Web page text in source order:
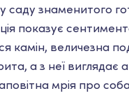
саду знаменитого
показує
камін, величезна
а з неї виглядає
мрія про